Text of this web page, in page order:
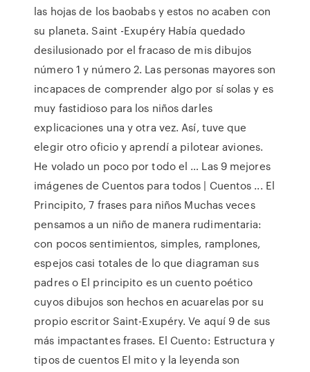
las hojas de los baobabs y estos no acaben con
su planeta. Saint -Exupéry Había quedado
desilusionado por el fracaso de mis dibujos
número 1 y número 2. Las personas mayores son
incapaces de comprender algo por sí solas y es
muy fastidioso para los niños darles
explicaciones una y otra vez. Así, tuve que
elegir otro oficio y aprendí a pilotear aviones.
He volado un poco por todo el … Las 9 mejores
imágenes de Cuentos para todos | Cuentos ... El
Principito, 7 frases para niños Muchas veces
pensamos a un niño de manera rudimentaria:
con pocos sentimientos, simples, ramplones,
espejos casi totales de lo que diagraman sus
padres o El principito es un cuento poético
cuyos dibujos son hechos en acuarelas por su
propio escritor Saint-Exupéry. Ve aquí 9 de sus
más impactantes frases. El Cuento: Estructura y
tipos de cuentos El mito y la leyenda son